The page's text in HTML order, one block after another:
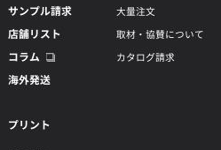
サンプル請求
店舗リスト
コラム
海外発送
大量注文
取材・協賛について
カタログ請求
プリント